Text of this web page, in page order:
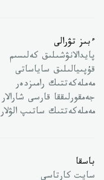
ءبىز تۋرالى
پايدالانۋشىلىق كەلىسىم
قۇپىيالىلىق ساياساتى
مەملەكەتتىك رامىزدەر
جەمقورلىققا قارسى شارالار
مەملەكەتتىك ساتىپ الۋلار
باسقا
سايت كارتاسى